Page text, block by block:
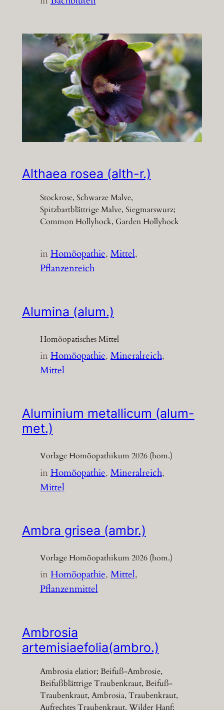
Althaea rosea (alth-r.)
Stockrose, Schwarze Malve,
Spitzbartblättrige Malve, Siegmarswurz;
Common Hollyhock, Garden Hollyhock
inHomöopathie, Mittel
Pflanzenreich
Alumina (alum.)
Homöopatisches Mittel
inHomöopathie, Mineralreich
Mittel
Aluminium metallicum (alum-
met.)
Vorlage Homöopathikum 2026 (hom.)
inHomöopathie, Mineralreich
Mittel
Ambra grisea (ambr.)
Vorlage Homöopathikum 2026 (hom.)
inHomöopathie, Mittel
Pflanzenmittel
Ambrosia
artemisiaefolia(ambro.)
Ambrosia elatior; Beifuß-Ambrosie,
Beifußblättrige Traubenkraut, Beifuß-
Traubenkraut, Ambrosia, Traubenkraut,
Aufrechtes Traubenkraut, Wilder Hanf;